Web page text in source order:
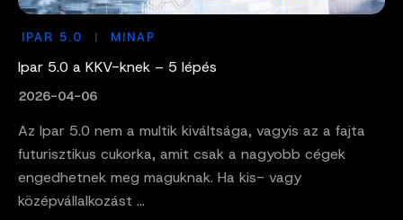
IPAR 5.0 MINAP
Ipar 5.0 a KKV-knek – 5 lépés
2026-04-06
Az Ipar 5.0 nem a multik kiváltsága, vagyis az a fajta
futurisztikus cukorka, amit csak a nagyobb cégek
engedhetnek meg maguknak. Ha kis- vagy
középvállalkozást ...